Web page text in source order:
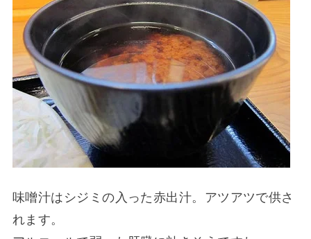
味噌汁はシジミの入った赤出汁。アツアツで供さ
れます。